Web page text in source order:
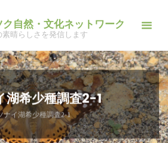
自然・文化ネットワーク
晴らしさを発信します
湖希少種調査2-1
ナイ湖希少種調査2-1